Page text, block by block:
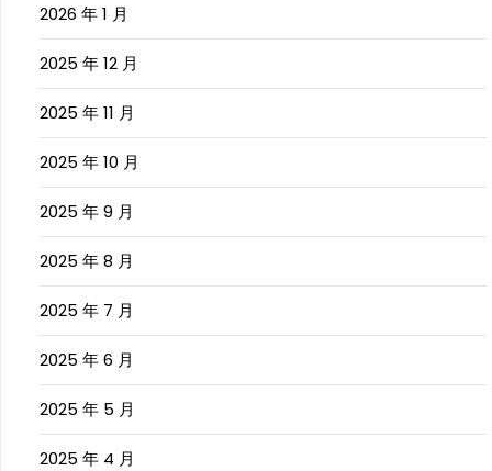
2026 年 1 月
2025 年 12 月
2025 年 11 月
2025 年 10 月
2025 年 9 月
2025 年 8 月
2025 年 7 月
2025 年 6 月
2025 年 5 月
2025 年 4 月